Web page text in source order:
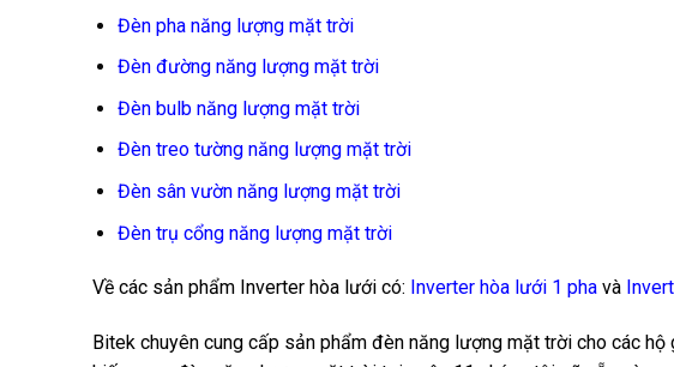
Đèn pha năng lượng mặt trời
Đèn đường năng lượng mặt trời
Đèn bulb năng lượng mặt trời
Đèn treo tường năng lượng mặt trời
Đèn sân vườn năng lượng mặt trời
Đèn trụ cổng năng lượng mặt trời
Về các sản phẩm Inverter hòa lưới có: Inverter hòa lưới 1 pha và
Bitek chuyên cung cấp sản phẩm đèn năng lượng mặt trời cho các